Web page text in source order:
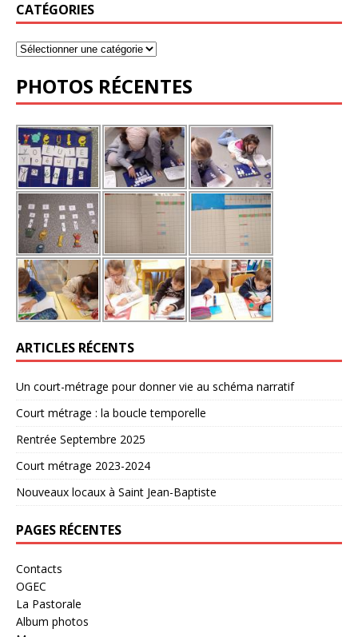
CATÉGORIES
PHOTOS RÉCENTES
ARTICLES RÉCENTS
Un court-métrage pour donner vie au schéma narratif
Court métrage : la boucle temporelle
Rentrée Septembre 2025
Court métrage 2023-2024
Nouveaux locaux à Saint Jean-Baptiste
PAGES RÉCENTES
Contacts
OGEC
La Pastorale
Album photos